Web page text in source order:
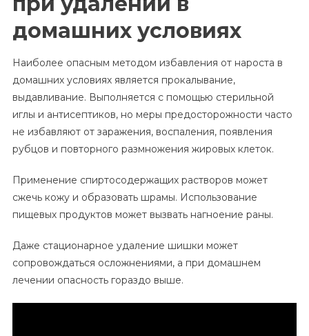
домашних условиях
Наиболее опасным методом избавления от нароста в
домашних условиях является прокалывание,
выдавливание. Выполняется с помощью стерильной
иглы и антисептиков, но меры предосторожности часто
не избавляют от заражения, воспаления, появления
рубцов и повторного размножения жировых клеток.
Применение спиртосодержащих растворов может
сжечь кожу и образовать шрамы. Использование
пищевых продуктов может вызвать нагноение раны.
Даже стационарное удаление шишки может
сопровождаться осложнениями, а при домашнем
лечении опасность гораздо выше.